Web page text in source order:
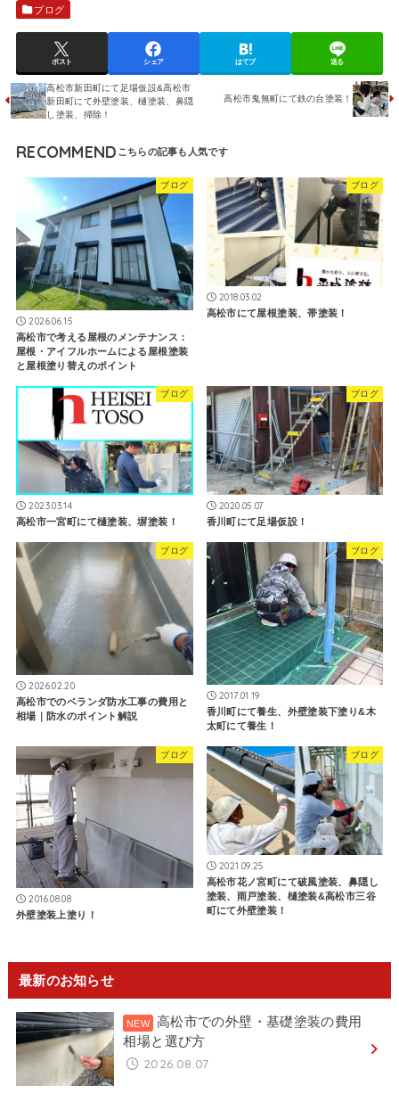
ブログ
ポスト シェア はてブ 送る
高松市新田町にて足場仮設&高松市
新田町にて外壁塗装、樋塗装、鼻隠
し塗装、掃除！
高松市鬼無町にて鉄の台塗装！
RECOMMEND
ブログ
2026.06.15
高松市で考える屋根のメンテナンス：
屋根・アイフルホームによる屋根塗装
と屋根塗り替えのポイント
ブログ
2018.03.02
高松市にて屋根塗装、帯塗装！
ブログ
2023.03.14
高松市一宮町にて樋塗装、塀塗装！
ブログ
2020.05.07
香川町にて足場仮設！
ブログ
2026.02.20
高松市でのベランダ防水工事の費用と
相場｜防水のポイント解説
ブログ
2017.01.19
香川町にて養生、外壁塗装下塗り&木
太町にて養生！
ブログ
2016.08.08
外壁塗装上塗り！
ブログ
2021.09.25
高松市花ノ宮町にて破風塗装、鼻隠し
塗装、雨戸塗装、樋塗装&高松市三谷
町にて外壁塗装！
最新のお知らせ
高松市での外壁・基礎塗装の費用
相場と選び方
2026.08.07